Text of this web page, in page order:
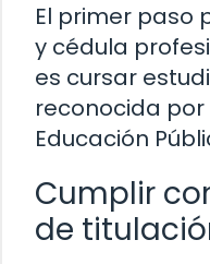
El primer paso
y cédula
es cursar
reconocida
Educación
Cumplir
de